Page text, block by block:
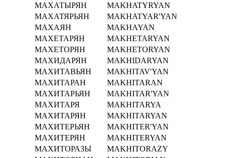
МАХАТЫРЯН
MAKHATYRYAN
МАХАТЯРЬЯН
MAKHATYAR'YAN
МАХАЯН
MAKHAYAN
МАХЕТАРЯН
MAKHETARYAN
МАХЕТОРЯН
MAKHETORYAN
МАХИДАРЯН
MAKHIDARYAN
МАХИТАВЬЯН
MAKHITAV'YAN
МАХИТАРАН
MAKHITARAN
МАХИТАРЬЯН
MAKHITAR'YAN
МАХИТАРЯ
MAKHITARYA
МАХИТАРЯН
MAKHITARYAN
МАХИТЕРЬЯН
MAKHITER'YAN
МАХИТЕРЯН
MAKHITERYAN
МАХИТОРАЗЫ
MAKHITORAZY